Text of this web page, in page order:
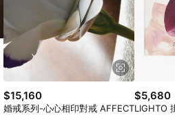
$15,160
婚戒系列-心心相印對戒 AFFECT
$5,680
LIGHTO